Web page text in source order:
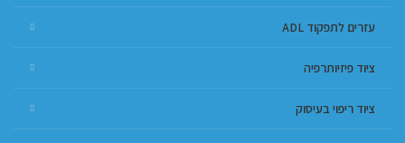
עזרים לתפקוד ADL
ציוד פיזיותרפיה
ציוד ריפוי בעיסוק